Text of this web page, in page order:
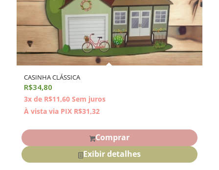
CASINHA CLÁSSICA
R$34,80
3x de R$11,60 Sem juros
À vista via PIX R$31,32
Comprar
Exibir detalhes